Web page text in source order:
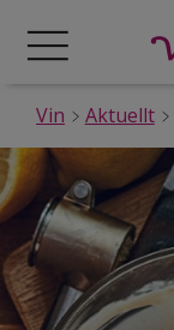
Vin Aktuellt